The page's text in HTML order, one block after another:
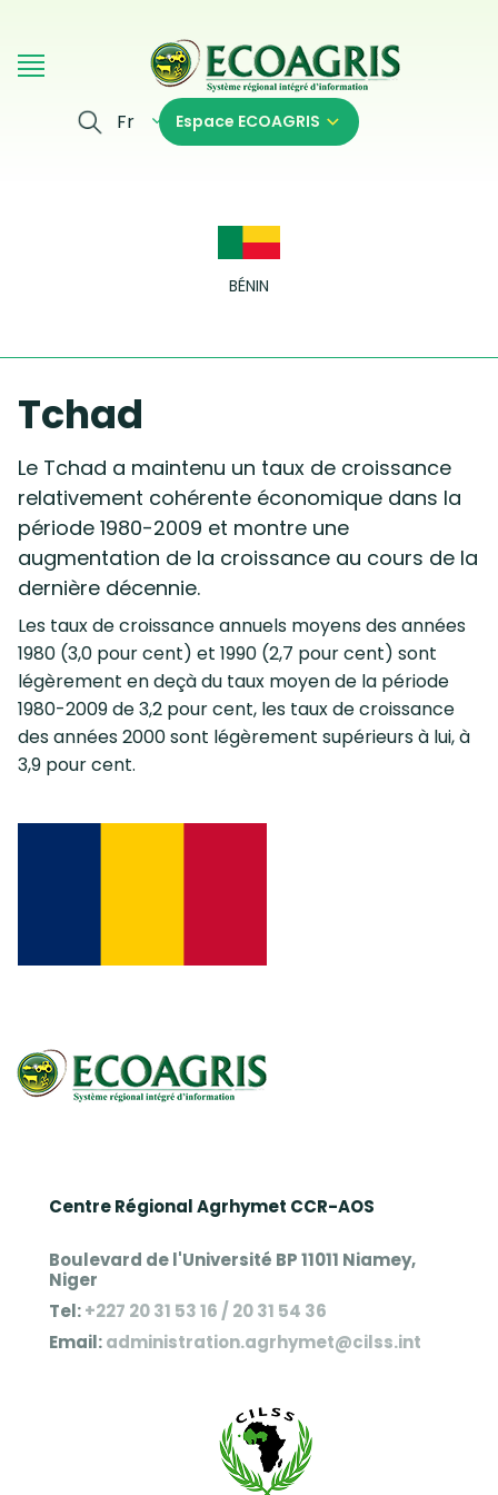
Fr Espace ECOAGRIS
BÉNIN
Tchad
Le Tchad a maintenu un taux de croissance
relativement cohérente économique dans la
période 1980-2009 et montre une
augmentation de la croissance au cours de la
dernière décennie.
Les taux de croissance annuels moyens des années
1980 (3,0 pour cent) et 1990 (2,7 pour cent) sont
légèrement en deçà du taux moyen de la période
1980-2009 de 3,2 pour cent, les taux de croissance
des années 2000 sont légèrement supérieurs à lui, à
3,9 pour cent.
Centre Régional Agrhymet CCR-AOS
Boulevard de l'Université BP 11011 Niamey,
Niger
Tel:+227 20 31 53 16 / 20 31 54 36
Email:administration.agrhymet@cilss.int